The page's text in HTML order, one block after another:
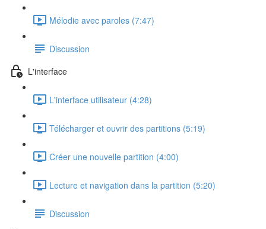
Mélodie avec paroles (7:47)
Discussion
L'interface
L'interface utilisateur (4:28)
Télécharger et ouvrir des partitions (5:19)
Créer une nouvelle partition (4:00)
Lecture et navigation dans la partition (5:20)
Discussion